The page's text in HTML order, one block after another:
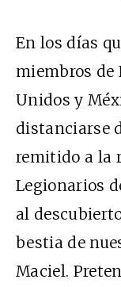
En los días
miembros de
Unidos y
distanciarse
remitido a la
Legionarios
al
bestia de
Maciel.